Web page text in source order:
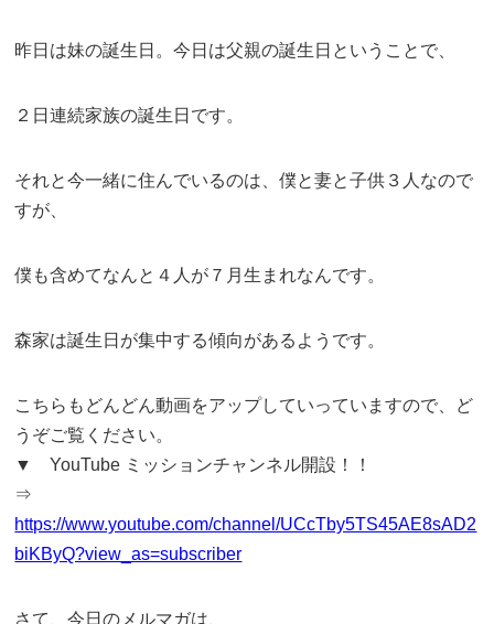
昨日は妹の誕生日。今日は父親の誕生日ということで、
２日連続家族の誕生日です。
それと今一緒に住んでいるのは、僕と妻と子供３人なので
すが、
僕も含めてなんと４人が７月生まれなんです。
森家は誕生日が集中する傾向があるようです。
こちらもどんどん動画をアップしていっていますので、ど
うぞご覧ください。
▼ YouTube ミッションチャンネル開設！！
⇒
https://www.youtube.com/channel/UCcTby5TS45AE8sAD2
biKByQ?view_as=subscriber
さて、今日のメルマガは、